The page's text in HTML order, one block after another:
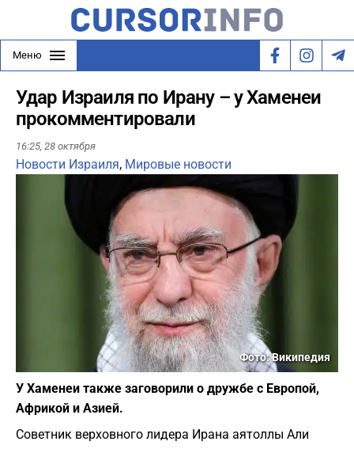
Меню
Удар Израиля по Ирану – у Хаменеи
прокомментировали
16:25, 28 октября
Новости Израиля, Мировые новости
Фото: Википедия
У Хаменеи также заговорили о дружбе с Европой,
Африкой и Азией.
Советник верховного лидера Ирана аятоллы Али